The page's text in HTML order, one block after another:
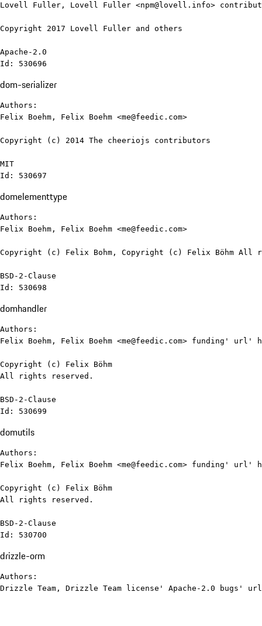
Lovell Fuller, Lovell Fuller <npm@lovell.info>
Copyright 2017 Lovell Fuller and others
Apache-2.0
Id: 530696
dom-serializer
Authors:
Felix Boehm, Felix Boehm <me@feedic.com>
Copyright (c) 2014 The cheeriojs contributors
MIT
Id: 530697
domelementtype
Authors:
Felix Boehm, Felix Boehm <me@feedic.com>
Copyright (c) Felix Bohm, Copyright (c) Felix Böhm All
BSD-2-Clause
Id: 530698
domhandler
Authors:
Felix Boehm, Felix Boehm <me@feedic.com> funding' url'
Copyright (c) Felix Böhm
All rights reserved.
BSD-2-Clause
Id: 530699
domutils
Authors:
Felix Boehm, Felix Boehm <me@feedic.com> funding' url'
Copyright (c) Felix Böhm
All rights reserved.
BSD-2-Clause
Id: 530700
drizzle-orm
Authors:
Drizzle Team, Drizzle Team license' Apache-2.0 bugs'